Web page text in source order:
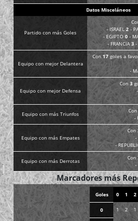
Datos Misceláneos
Partido con más Goles
- ISRAEL 2-
- EGIPTO 0-
- FRANCIA3-
Equipo con mejor Delantera
Con17goles a
-
Equipo con mejor Defensa
Con 3
Equipo con más Triunfos Con
-
Equipo con más Empates
Con
-
-
Equipo con más Derrotas Con
-
Marcadores más
Goles 0 1 2
0 1 2 1